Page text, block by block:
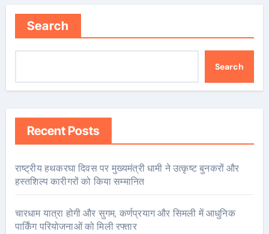
Search
Search
Recent Posts
राष्ट्रीय हथकरघा दिवस पर मुख्यमंत्री धामी ने उत्कृष्ट बुनकरों और
हस्तशिल्प कारीगरों को किया सम्मानित
चारधाम यात्रा होगी और सुगम, कर्णप्रयाग और सिमली में आधुनिक
पार्किंग परियोजनाओं को मिली रफ्तार